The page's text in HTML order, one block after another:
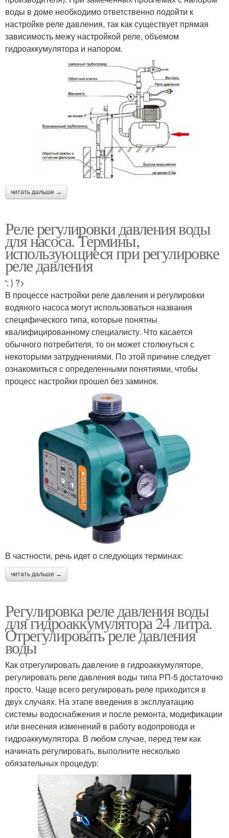
воды в доме необходимо ответственно подойти к
настройке реле давления, так как существует прямая
зависимость межу настройкой реле, объемом
гидроаккумулятора и напором.
читать дальше →
Реле регулировки давления воды
для насоса. Термины,
использующиеся при регулировке
реле давления
'; } ?>
В процессе настройки реле давления и регулировки
водяного насоса могут использоваться названия
специфического типа, которые понятны
квалифицированному специалисту. Что касается
обычного потребителя, то он может столкнуться с
некоторыми затруднениями. По этой причине следует
ознакомиться с определенными понятиями, чтобы
процесс настройки прошел без заминок.
В частности, речь идет о следующих терминах:
читать дальше →
Регулировка реле давления воды
для гидроаккумулятора 24 литра.
Отрегулировать реле давления
воды
Как отрегулировать давление в гидроаккумуляторе,
регулировать реле давления воды типа РП-5 достаточно
просто. Чаще всего регулировать реле приходится в
двух случаях. На этапе введения в эксплуатацию
системы водоснабжения и после ремонта, модификации
или внесения изменений в работу водопровода и
гидроаккумулятора. В любом случае, перед тем как
начинать регулировать, выполните несколько
обязательных процедур: